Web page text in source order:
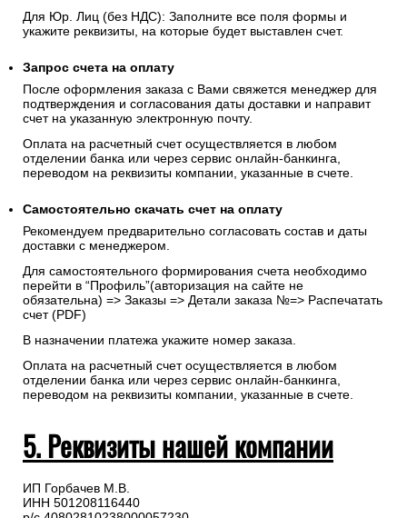
Для Юр. Лиц (без НДС): Заполните все поля формы и
укажите реквизиты, на которые будет выставлен счет.
Запрос счета на оплату
После оформления заказа с Вами свяжется менеджер для
подтверждения и согласования даты доставки и направит
счет на указанную электронную почту.
Оплата на расчетный счет осуществляется в любом
отделении банка или через сервис онлайн-банкинга,
переводом на реквизиты компании, указанные в счете.
Самостоятельно скачать счет на оплату
Рекомендуем предварительно согласовать состав и даты
доставки с менеджером.
Для самостоятельного формирования счета необходимо
перейти в “Профиль”(авторизация на сайте не
обязательна) => Заказы => Детали заказа №=> Распечатать
счет (PDF)
В назначении платежа укажите номер заказа.
Оплата на расчетный счет осуществляется в любом
отделении банка или через сервис онлайн-банкинга,
переводом на реквизиты компании, указанные в счете.
5. Реквизиты нашей компании
ИП Горбачев М.В.
ИНН 501208116440